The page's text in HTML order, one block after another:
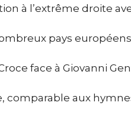
à l’extrême droite
pays
face à Giovanni
aux